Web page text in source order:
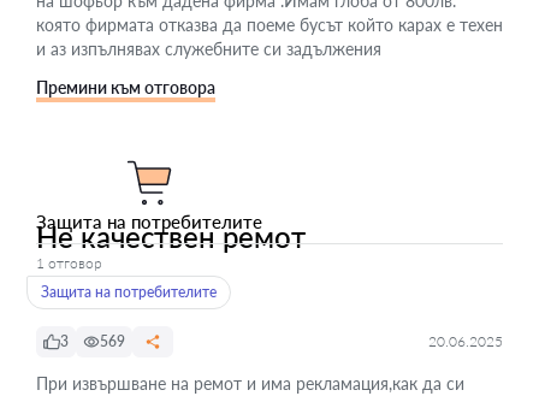
която фирмата отказва да поеме бусът който карах е техен
и аз изпълнявах служебните си задължения
Премини към отговора
Защита на потребителите
Не качествен ремот
1 отговор
Защита на потребителите
3 569 20.06.2025
При извършване на ремот и има рекламация,как да си